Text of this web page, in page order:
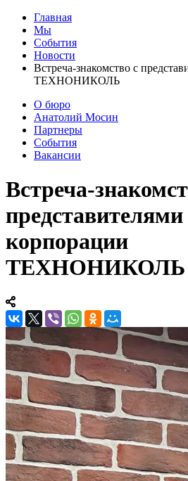
Главная
Мы
События
Новости
Встреча-знакомство с
ТЕХНОНИКОЛЬ
О бюро
Анатолий Мосин
Партнеры
События
Вакансии
Встреча-
представителями
корпорации
ТЕХНОНИКОЛЬ